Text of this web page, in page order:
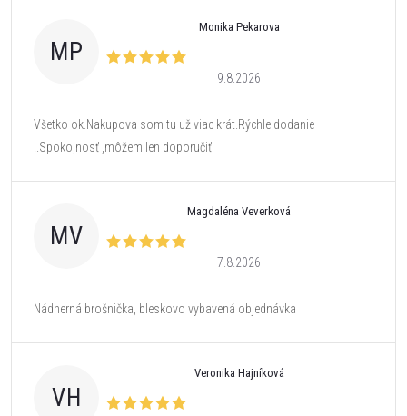
MP
Monika Pekarova
9.8.2026
Všetko ok.Nakupova som tu už viac krát.Rýchle dodanie
..Spokojnosť ,môžem len doporučiť
MV
Magdaléna Veverková
7.8.2026
Nádherná brošnička, bleskovo vybavená objednávka
VH
Veronika Hajníková